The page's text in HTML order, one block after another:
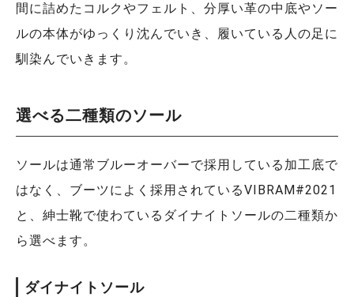
間に詰めたコルクやフェルト、分厚い革の中底やソー
ルの本体がゆっくり沈んでいき、履いている人の足に
馴染んでいきます。
選べる二種類のソール
ソールは通常ブルーオーバーで採用している加工底で
はなく、ブーツによく採用されているVIBRAM#2021
と、紳士靴で使わているダイナイトソールの二種類か
ら選べます。
ダイナイトソール